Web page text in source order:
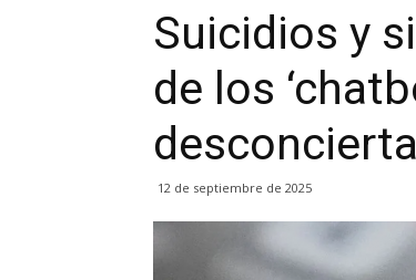
Suicidios y
de los
12 de septiembre de 2025